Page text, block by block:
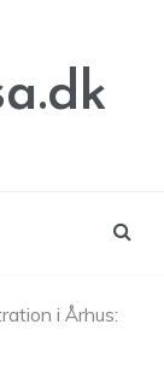
i Århus: